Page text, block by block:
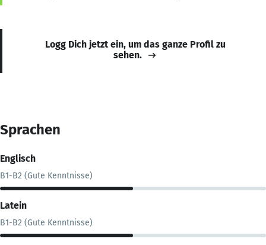
Logg Dich jetzt ein, um das ganze Profil zu
sehen.
Sprachen
Englisch
B1-B2 (Gute Kenntnisse)
Latein
B1-B2 (Gute Kenntnisse)